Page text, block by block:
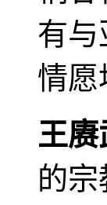
有与
情愿
王赓
的